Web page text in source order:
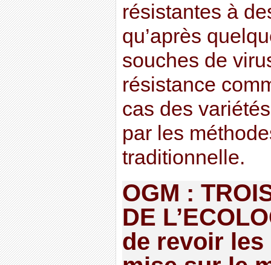
résistantes à
qu’après
souches de
résistance
cas des
par les
traditionnelle.
OGM :
DE
de revoir